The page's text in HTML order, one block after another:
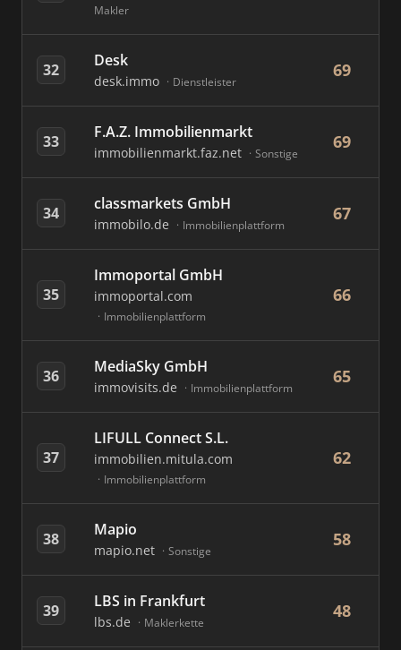
Makler
32 Desk
desk.immo Dienstleister
69
33 F.A.Z. Immobilienmarkt
immobilienmarkt.faz.net Sonstige
69
34 classmarkets GmbH
immobilo.de Immobilienplattform
67
35
Immoportal GmbH
immoportal.com
Immobilienplattform
66
36 MediaSky GmbH
immovisits.de Immobilienplattform
65
37
LIFULL Connect S.L.
immobilien.mitula.com
Immobilienplattform
62
38 Mapio
mapio.net Sonstige
58
39 LBS in Frankfurt
lbs.de Maklerkette
48